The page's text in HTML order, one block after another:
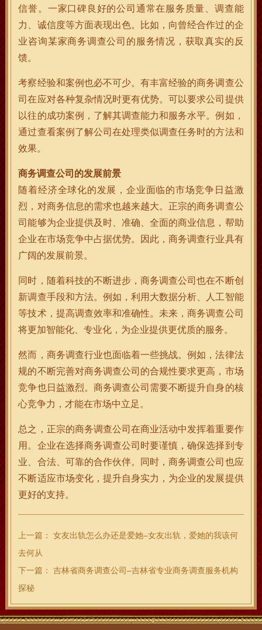
信誉。一家口碑良好的公司通常在服务质量、调查能
力、诚信度等方面表现出色。比如，向曾经合作过的企
业咨询某家商务调查公司的服务情况，获取真实的反
馈。
考察经验和案例也必不可少。有丰富经验的商务调查公
司在应对各种复杂情况时更有优势。可以要求公司提供
以往的成功案例，了解其调查能力和服务水平。例如，
通过查看案例了解公司在处理类似调查任务时的方法和
效果。
商务调查公司的发展前景
随着经济全球化的发展，企业面临的市场竞争日益激
烈，对商务信息的需求也越来越大。正宗的商务调查公
司能够为企业提供及时、准确、全面的商业信息，帮助
企业在市场竞争中占据优势。因此，商务调查行业具有
广阔的发展前景。
同时，随着科技的不断进步，商务调查公司也在不断创
新调查手段和方法。例如，利用大数据分析、人工智能
等技术，提高调查效率和准确性。未来，商务调查公司
将更加智能化、专业化，为企业提供更优质的服务。
然而，商务调查行业也面临着一些挑战。例如，法律法
规的不断完善对商务调查公司的合规性要求更高，市场
竞争也日益激烈。商务调查公司需要不断提升自身的核
心竞争力，才能在市场中立足。
总之，正宗的商务调查公司在商业活动中发挥着重要作
用。企业在选择商务调查公司时要谨慎，确保选择到专
业、合法、可靠的合作伙伴。同时，商务调查公司也应
不断适应市场变化，提升自身实力，为企业的发展提供
更好的支持。
上一篇：
女友出轨怎么办还是爱她–女友出轨，爱她的我该何
去何从
下一篇：
吉林省商务调查公司–吉林省专业商务调查服务机构
探秘